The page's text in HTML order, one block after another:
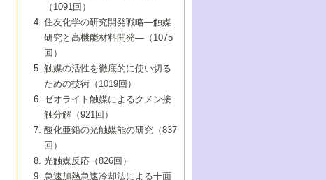
8号 若手研究者による触媒研究の未来展望
2：大学・研究所編
8号 イオン液体の応用
8号 多機能型リアクター
8号 超臨界流体を用いた化学プロセスの新
6号 第94回触媒討論会
7号 サブナノレベルでみた新しい表面現象
8号 オレフィン重合触媒の新たな展
5号 基礎化学品製造の触媒技術
6号 第92回触媒討論会
7号 基礎化学品製造の触媒技術
8号 資源の循環と触媒技術
4号 ナノ材料の調製と機能化
5号 こんな触媒が欲しい
6号 第90回触媒討論会
7号 触媒研究と学術雑誌/情報
8号 若い世代からみた触媒化学の現状と未
3号 生体触媒とバイオプロセス
4号 水素製造・利用の触媒化学
5号 触媒研究における新しい切り口：コン
ビナトリアルケミストリー
6号 第88回触媒討論会特集号
7号 企業における触媒研究のブレークスル
8号 この材料を触媒として使ってみません
2号 第85回触媒討論会
3号 反応ダイナミクス
5号 触媒のおもしろさをどのように伝える
6号 第86回触媒討論会
7号 水素化精製触媒の新しい展開
8号 新しい反応性と機能性を目指した金属
クラスタ-化学
1号 孔、穴、あな?-特異な空間とその利用-
2号 第83回触媒討論会
3号 均一系触媒反応最前線
4号 実用炭素材料の新展開
5号 研究の方法論を考える
7号 機能性金属材料と触媒
8号 触媒研究へのNMRの応用と展望
▼40巻（1998年）
進展と21世紀への提言/創立40周年記念・触
媒学会この10年の歩みとこれから/創立40周
2号 第81回触媒討論会
3号 計算機触媒化学へのさそい
4号 触媒劣化の制御と予測
5号 最新の実用プロセスと触媒
6号 第82回触媒討論会
1号 均一系と不均一系触媒反応-その特徴と
接点
2号 第79回触媒討論会
3号 最新NO除去触媒の実用化研究
4号 新しい反応場を目指した触媒調製
5号 反応・分離技術の新しい展開
6号 第80回触媒討論会
▼38巻（1996年）
1号 触媒の構造と触媒作用/C1化学を中心と
する21世紀への触媒
3号 オリンピックメダル:金・銀・銅はどん
な触媒作用を示すか
4号 触媒作用における機能の複合化
▼37巻（1995年）
1号 ファインケミカルズと固体触媒
2号 第75回触媒討論会
3号 希土類を利用した触媒
4号 触媒とリサイクル
5号 エネルギー変換触媒
▼36巻（1994年）
1号 電気化学と触媒
2号 第73回触媒討論会
3号 C4化学の展開
4号 《通常号》
▼35巻（1993年）
1号 工業触媒開発マニュアル―探索から工
業化まで
2号 第71回触媒討論会
▼34巻（1992年）
1号 インパクトを与えたこの研究
2号 第69回触媒討論会
▼33巻（1991年）
1号 触媒プロセス開発マニュアル―探索か
▼32巻（1990年）
（1091回）
住友化学の研究開発戦略―触媒
研究と高機能材料開発―（1075
回）
触媒の活性を徹底的に使い切る
ための技術（1019回）
ゼオライト触媒によるクメン接
触分解（921回）
酸化亜鉛の光触媒能の研究（837
回）
光触媒反応（826回）
急速加熱急速冷却法による十面